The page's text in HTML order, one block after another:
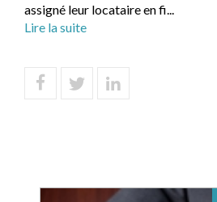
assigné leur locataire en fi...
Lire la suite